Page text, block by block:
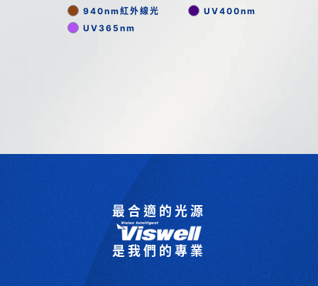
940nm紅外線光
UV400nm
UV365nm
最合適的光源
是我們的專業